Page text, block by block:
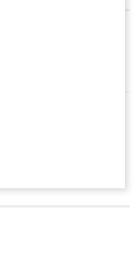
beim Erwerb